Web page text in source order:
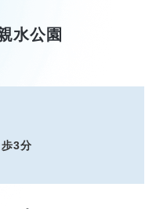
水公園
3分